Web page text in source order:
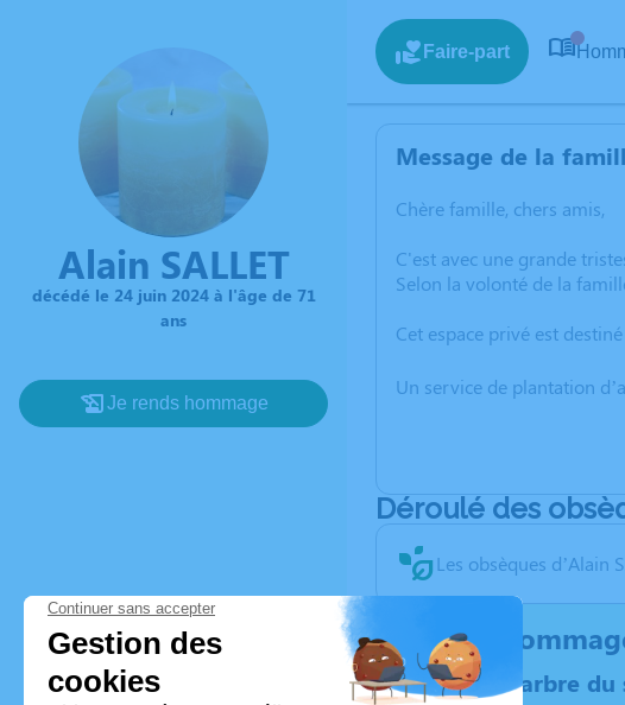
Alain SALLET
décédé le 24 juin 2024 à l'âge de 71
ans
Je rends hommage
Faire-part
Message de la
Chère famille, chers amis,
C'est avec une grande
Selon la volonté de la
Cet espace privé est
Un service de plantation
Déroulé des
Les obsèques d’Alain
Rendez
Plantez un arbre du